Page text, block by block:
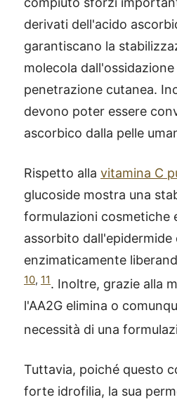
derivati ​​dell'acido
garantiscano la
molecola
penetrazione cutanea.
devono poter essere
ascorbico dalla pelle
Rispetto alla vitamina C
glucoside mostra una
formulazioni cosmetiche
assorbito dall'epidermide
enzimaticamente
10, 11. Inoltre, grazie alla
l'AA2G elimina o
necessità di una
Tuttavia, poiché questo
forte idrofilia, la sua